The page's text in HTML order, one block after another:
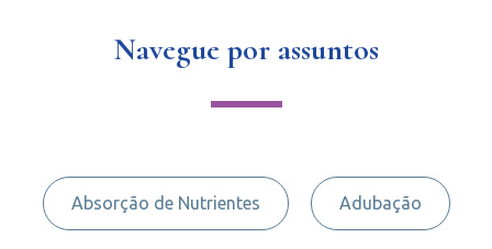
Navegue por assuntos
Absorção de Nutrientes Adubação